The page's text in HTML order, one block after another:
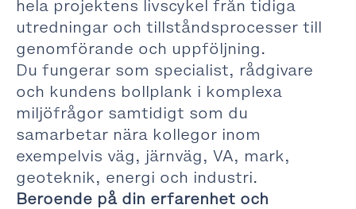
hela projektens livscykel från tidiga
utredningar och tillståndsprocesser till
genomförande och uppföljning.
Du fungerar som specialist, rådgivare
och kundens bollplank i komplexa
miljöfrågor samtidigt som du
samarbetar nära kollegor inom
exempelvis väg, järnväg, VA, mark,
geoteknik, energi och industri.
Beroende på din erfarenhet och